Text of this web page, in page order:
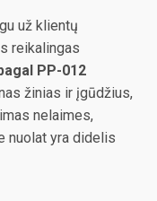
už klientų
reikalingas
PP-012
žinias ir įgūdžius,
nelaimes,
nuolat yra didelis